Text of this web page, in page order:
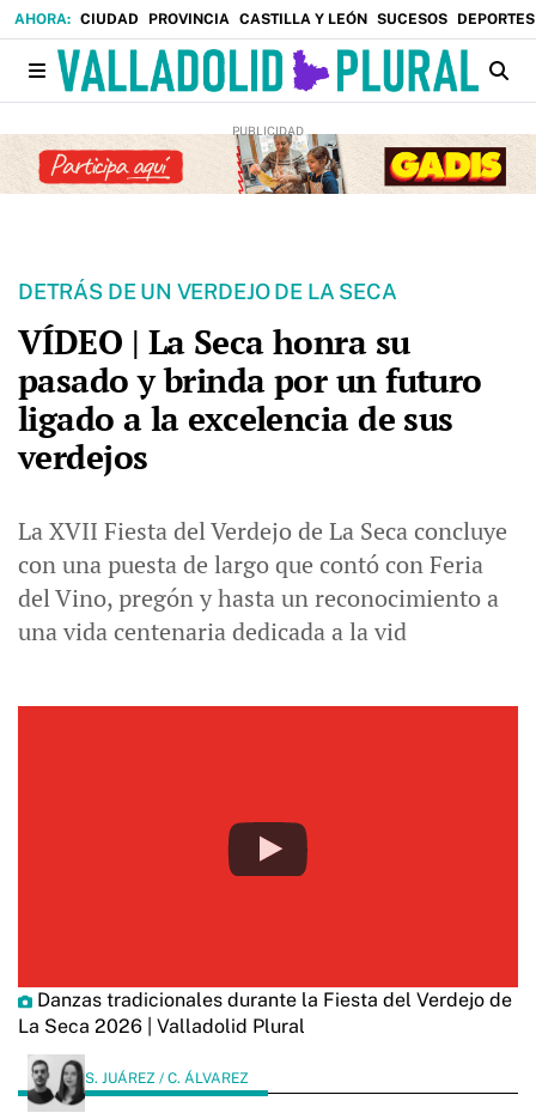
CIUDAD PROVINCIA CASTILLA Y LEÓN SUCESOS DEPORTES
DETRÁS DE UN VERDEJO DE LA SECA
VÍDEO | La Seca honra su
pasado y brinda por un futuro
ligado a la excelencia de sus
verdejos
La XVII Fiesta del Verdejo de La Seca concluye
con una puesta de largo que contó con Feria
del Vino, pregón y hasta un reconocimiento a
una vida centenaria dedicada a la vid
Danzas tradicionales durante la Fiesta del Verdejo de
La Seca 2026 | Valladolid Plural
S. JUÁREZ / C. ÁLVAREZ